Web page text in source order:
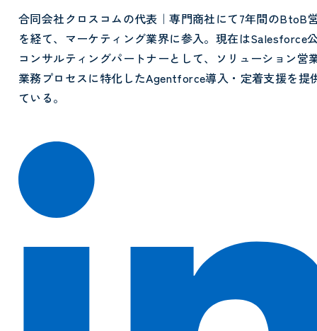
合同会社クロスコムの代表｜専門商社にて7年間のBtoB
を経て、マーケティング業界に参入。現在はSalesforce
コンサルティングパートナーとして、ソリューション営
業務プロセスに特化したAgentforce導入・定着支援を提
ている。